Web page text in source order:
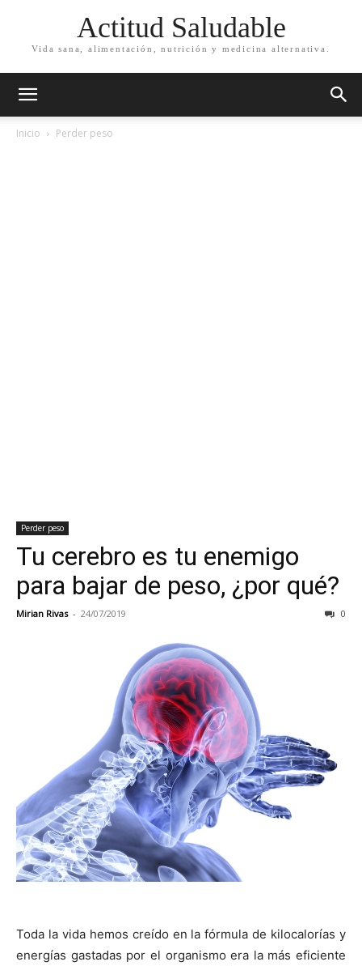
Actitud Saludable
Vida sana, alimentación, nutrición y medicina alternativa.
Inicio Perder peso
Perder peso
Tu cerebro es tu enemigo
para bajar de peso, ¿por qué?
Mirian Rivas - 24/07/2019 0
Toda la vida hemos creído en la fórmula de kilocalorías y
energías gastadas por el organismo era la más eficiente